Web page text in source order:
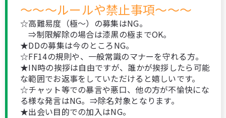
～～～ルールや禁止事項～～～
☆高難易度（極～）の募集はNG。
⇒制限解除の場合は漆黒の極までOK。
★DDの募集は今のところNG。
☆FF14の規則や、一般常識のマナーを守れる方。
★IN時の挨拶は自由ですが、誰かが挨拶したら可能
な範囲でお返事をしていただけると嬉しいです。
☆チャット等での暴言や悪口、他の方が不愉快にな
る様な発言はNG。⇒除名対象となります。
★出会い目的での加入はNG。